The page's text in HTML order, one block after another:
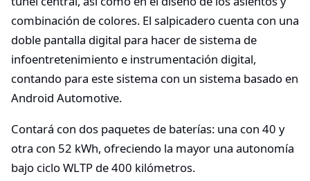
combinación de colores. El salpicadero cuenta con una
doble pantalla digital para hacer de sistema de
infoentretenimiento e instrumentación digital,
contando para este sistema con un sistema basado en
Android Automotive.
Contará con dos paquetes de baterías: una con 40 y
otra con 52 kWh, ofreciendo la mayor una autonomía
bajo ciclo WLTP de 400 kilómetros.